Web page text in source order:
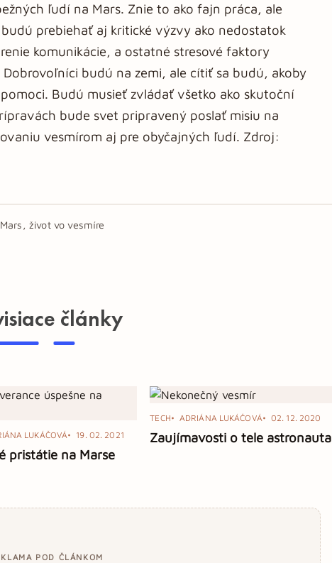
ľudí na Mars. Znie to ako fajn práca, ale
prebiehať aj kritické výzvy ako nedostatok
komunikácie, a ostatné stresové faktory
budú na zemi, ale cítiť sa budú, akoby
Budú musieť zvládať všetko ako skutoční
bude svet pripravený poslať misiu na
vesmírom aj pre obyčajných ľudí. Zdroj:
život vo vesmíre
články
LUKÁČOVÁ 19. 02. 2021
pristátie na Marse
TECH ADRIÁNA LUKÁČOVÁ 02. 12. 2020
Zaujímavosti o tele astronauta
POD ČLÁNKOM